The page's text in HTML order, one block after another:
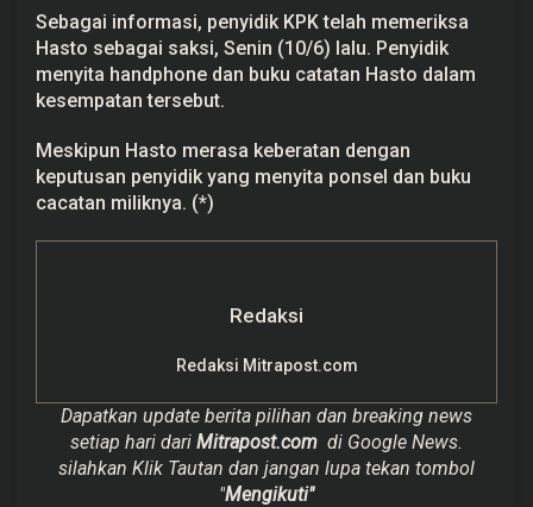
Sebagai informasi, penyidik KPK telah memeriksa
Hasto sebagai saksi, Senin (10/6) lalu. Penyidik
menyita handphone dan buku catatan Hasto dalam
kesempatan tersebut.
Meskipun Hasto merasa keberatan dengan
keputusan penyidik yang menyita ponsel dan buku
cacatan miliknya. (*)
Redaksi
Redaksi Mitrapost.com
Dapatkan update berita pilihan dan breaking news
setiap hari dari Mitrapost.com di Google News.
silahkan Klik Tautan dan jangan lupa tekan tombol
"Mengikuti"